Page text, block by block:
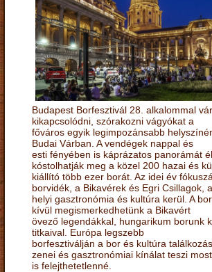
Budapest Borfesztivál 28. alkalommal
kikapcsolódni, szórakozni vágyókat a
főváros egyik legimpozánsabb
Budai Várban. A vendégek nappal és
esti fényében is káprázatos panorámát
kóstolhatják meg a közel 200 hazai és
kiállító több ezer borát. Az idei év
borvidék, a Bikavérek és Egri Csillagok, a
helyi gasztronómia és kultúra kerül. A
kívül megismerkedhetünk a Bikavért
övező legendákkal, hungarikum borunk
titkaival. Európa legszebb
borfesztiválján a bor és kultúra
zenei és gasztronómiai kínálat teszi most
is felejthetetlenné.